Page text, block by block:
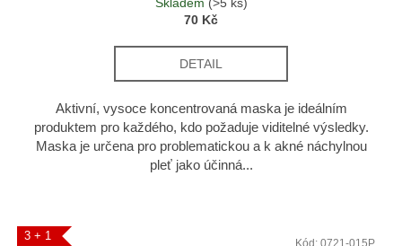
Skladem (>5 ks)
70 Kč
DETAIL
Aktivní, vysoce koncentrovaná maska je ideálním
produktem pro každého, kdo požaduje viditelné výsledky.
Maska je určena pro problematickou a k akné náchylnou
pleť jako účinná...
3 + 1
Kód: 0721-015P